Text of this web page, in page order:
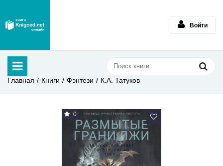
Войти
Главная Книги Фэнтези К.А. Татуков
0